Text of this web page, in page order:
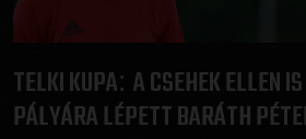
TELKI KUPA: A CSEHEK ELLEN IS
PÁLYÁRA LÉPETT BARÁTH